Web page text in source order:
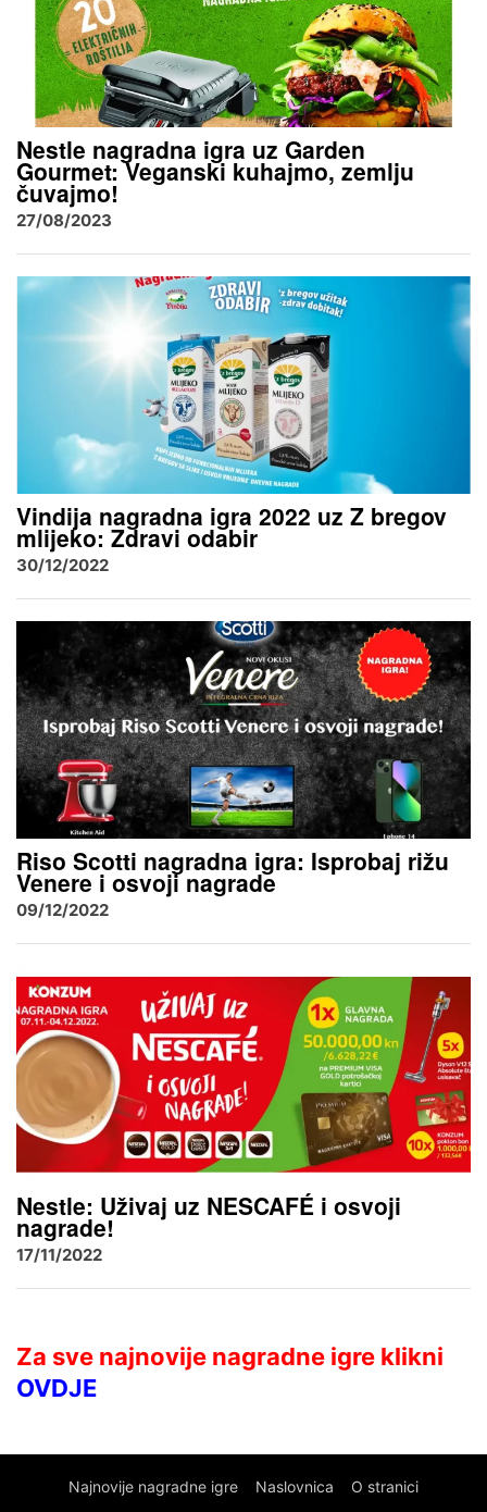
Nestle nagradna igra uz Garden
Gourmet: Veganski kuhajmo, zemlju
čuvajmo!
27/08/2023
Vindija nagradna igra 2022 uz Z bregov
mlijeko: Zdravi odabir
30/12/2022
Riso Scotti nagradna igra: Isprobaj rižu
Venere i osvoji nagrade
09/12/2022
Nestle: Uživaj uz NESCAFÉ i osvoji
nagrade!
17/11/2022
Za sve najnovije nagradne igre klikni
OVDJE
Najnovije nagradne igre Naslovnica O stranici